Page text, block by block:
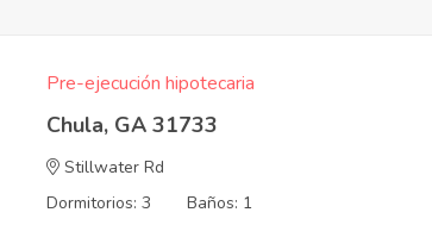
Pre-ejecución hipotecaria
Chula, GA 31733
Stillwater Rd
Dormitorios: 3
Baños: 1